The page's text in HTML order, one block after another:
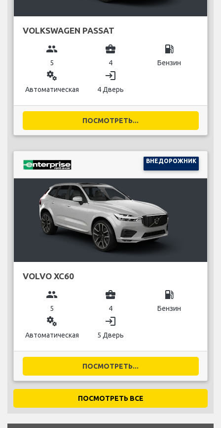
VOLKSWAGEN PASSAT
group
5
business_center
4
local_gas_station
Бензин
miscellaneous_services
Автоматическая
login
4 Дверь
ПОСМОТРЕТЬ...
ВНЕДОРОЖНИК
VOLVO XC60
group
5
business_center
4
local_gas_station
Бензин
miscellaneous_services
Автоматическая
login
5 Дверь
ПОСМОТРЕТЬ...
ПОСМОТРЕТЬ ВСЕ